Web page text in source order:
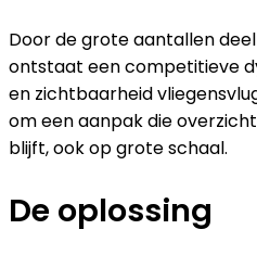
Door de grote aantallen
ontstaat een competitieve
en zichtbaarheid
om een aanpak die
blijft, ook op grote schaal.
De oplossing